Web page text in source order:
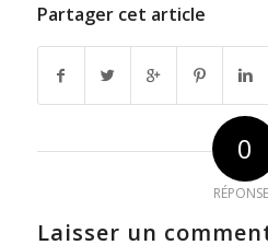
Partager cet article
0
Laisser un